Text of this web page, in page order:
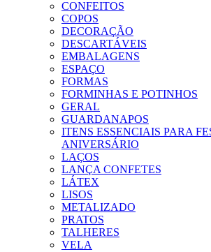
CONFEITOS
COPOS
DECORAÇÃO
DESCARTÁVEIS
EMBALAGENS
ESPAÇO
FORMAS
FORMINHAS E POTINHOS
GERAL
GUARDANAPOS
ITENS ESSENCIAIS PARA
ANIVERSÁRIO
LAÇOS
LANÇA CONFETES
LÁTEX
LISOS
METALIZADO
PRATOS
TALHERES
VELA